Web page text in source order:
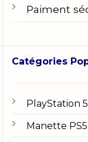
Paiment
Catégories
PlayStation 5
Manette PS5